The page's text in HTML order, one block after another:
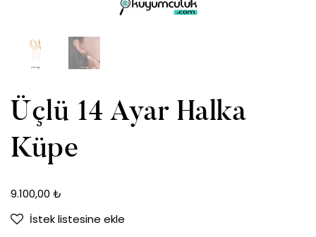
Üçlü 14 Ayar Halka
Küpe
9.100,00 ₺
İstek listesine ekle